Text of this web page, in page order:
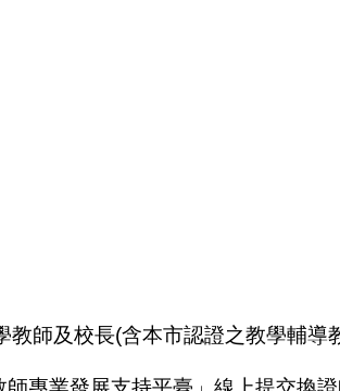
師及校長(含本市認證之教學輔導